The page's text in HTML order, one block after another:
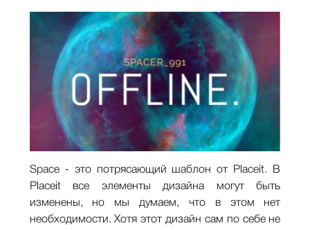
Space - это потрясающий шаблон от Placeit. В
Placeit все элементы дизайна могут быть
изменены, но мы думаем, что в этом нет
необходимости. Хотя этот дизайн сам по себе не